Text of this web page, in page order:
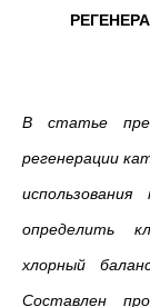
В статье
регенерации
определить
хлорный
Составлен